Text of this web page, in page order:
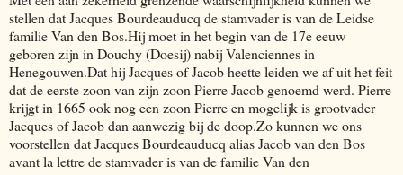
stellen dat Jacques Bourdeauducq de stamvader is van de Leidse
familie Van den Bos.Hij moet in het begin van de 17e eeuw
geboren zijn in Douchy (Doesij) nabij Valenciennes in
Henegouwen.Dat hij Jacques of Jacob heette leiden we af uit het feit
dat de eerste zoon van zijn zoon Pierre Jacob genoemd werd. Pierre
krijgt in 1665 ook nog een zoon Pierre en mogelijk is grootvader
Jacques of Jacob dan aanwezig bij de doop.Zo kunnen we ons
voorstellen dat Jacques Bourdeauducq alias Jacob van den Bos
avant la lettre de stamvader is van de familie Van den